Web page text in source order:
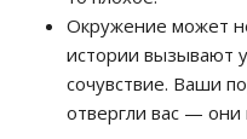
Окружение может
истории вызывают
сочувствие. Ваши
отвергли вас — они